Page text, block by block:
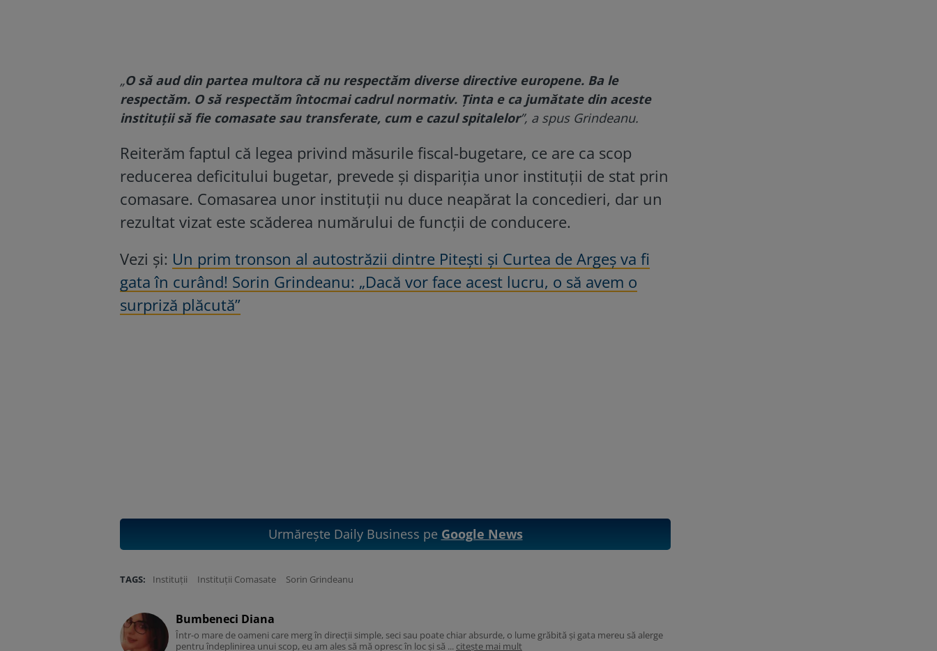
„O să aud din partea multora că nu respectăm diverse directive europene. Ba le
respectăm. O să respectăm întocmai cadrul normativ. Ținta e ca jumătate din aceste
instituții să fie comasate sau transferate, cum e cazul spitalelor”, a spus Grindeanu.
Reiterăm faptul că legea privind măsurile fiscal-bugetare, ce are ca scop
reducerea deficitului bugetar, prevede și dispariția unor instituții de stat prin
comasare. Comasarea unor instituții nu duce neapărat la concedieri, dar un
rezultat vizat este scăderea numărului de funcții de conducere.
Vezi și: Un prim tronson al autostrăzii dintre Pitești și Curtea de Argeș va fi
gata în curând! Sorin Grindeanu: „Dacă vor face acest lucru, o să avem o
surpriză plăcută”
Urmărește Daily Business pe Google News
TAGS: Instituții Instituții Comasate Sorin Grindeanu
Bumbeneci Diana
Într-o mare de oameni care merg în direcții simple, seci sau poate chiar absurde, o lume grăbită și gata mereu să alerge
pentru îndeplinirea unui scop, eu am ales să mă opresc în loc și să ... citește mai mult